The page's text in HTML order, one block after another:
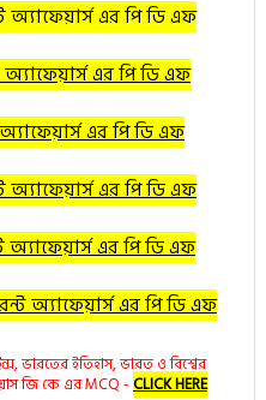
অ্যাফেয়ার্স এর পি ডি এফ
এর পি ডি এফ
এর পি ডি এফ
এর পি ডি এফ
অ্যাফেয়ার্স এর পি ডি এফ
অ্যাফেয়ার্স এর পি ডি এফ
ভারতের ইতিহাস, ভারত ও বিশ্বের
জি কে এর MCQ -CLICK HERE